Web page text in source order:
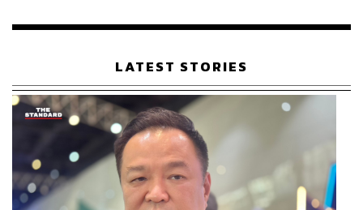
เรือนไทยที่ถูกซุกไว้
LATEST STORIES